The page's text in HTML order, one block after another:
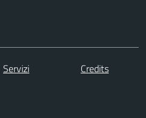
Servizi
Credits